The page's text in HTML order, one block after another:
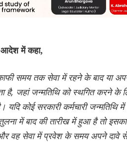
आदेश में कहा,
समय तक सेवा में रहने के बाद या
है, जहां जन्मतिथि को स्थगित करने के
यदि कोई सरकारी कर्मचारी
तुलना में बाद की तारीख में हुआ है तो
वह सेवा में प्रवेश के समय अपने दावे